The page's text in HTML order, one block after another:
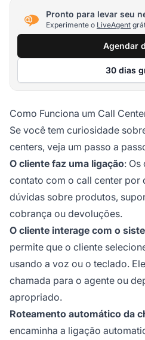
Pronto para levar seu
Experimente o LiveAgent
Agendar
30 dias
Como Funciona um Call
Se você tem curiosidade
centers, veja um passo a
O cliente faz uma ligação: Os
contato com o call center por
dúvidas sobre produtos,
cobrança ou devoluções.
O cliente interage com o
permite que o cliente
usando a voz ou o teclado.
chamada para o agente ou
apropriado.
Roteamento automático da
encaminha a ligação